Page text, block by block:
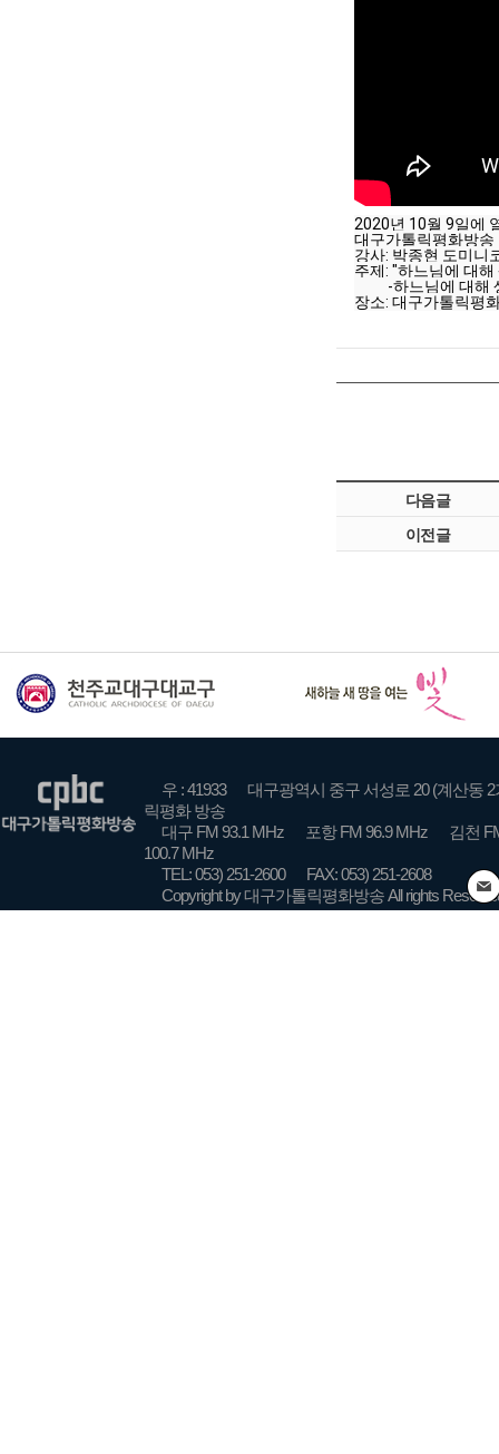
2020년 10월 9일에
대구가톨릭평화방송
강사: 박종현 도미니
주제: "하느님에 대
-하느님에 대해
장소: 대구가톨릭평
다음글
이전글
우 : 41933
대구광역시 중구 서성로 20 (계산동 2
릭평화 방송
대구 FM 93.1 MHz
포항 FM 96.9 MHz
김천
100.7 MHz
TEL: 053) 251-2600
FAX: 053) 251-2608
Copyright by 대구가톨릭평화방송 All rights